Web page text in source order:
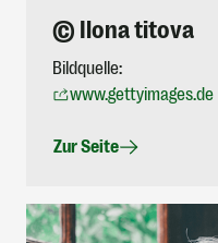
© Ilona titova
Bildquelle:
www.gettyimages.de
Zur Seite